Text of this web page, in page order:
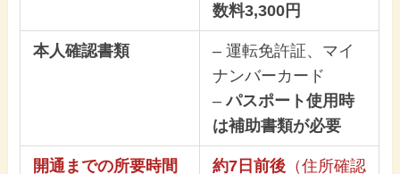
数料3,300円
本人確認書類
– 運転免許証、マイ
ナンバーカード
–パスポート使用時
は補助書類が必要
開通までの所要時間 約7日前後（住所確認